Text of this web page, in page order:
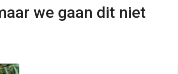
we gaan dit niet